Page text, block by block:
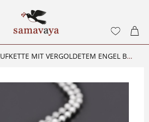
TAUFKETTE MIT VERGOLDETEM ENGEL BLESSED TAUFSCHMUCK MIT GRAVUR